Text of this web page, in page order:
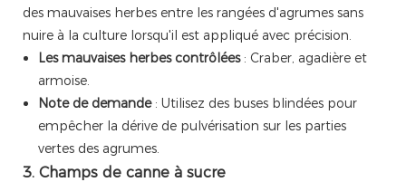
des mauvaises herbes entre les rangées d'agrumes sans
nuire à la culture lorsqu'il est appliqué avec précision.
Les mauvaises herbes contrôlées : Craber, agadière et
armoise.
Note de demande : Utilisez des buses blindées pour
empêcher la dérive de pulvérisation sur les parties
vertes des agrumes.
3. Champs de canne à sucre